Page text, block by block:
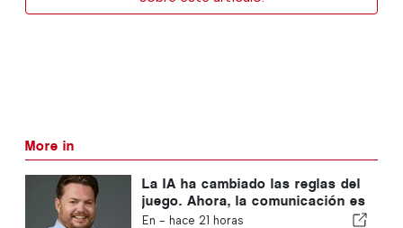
More in
La IA ha cambiado las reglas del
juego. Ahora, la comunicación es
la ventaja competitiva.
En - hace 21 horas